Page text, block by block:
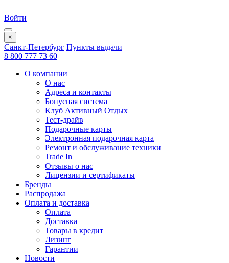
Войти
×
Санкт-Петербург Пункты выдачи
8 800 777 73 60
О компании
О нас
Адреса и контакты
Бонусная система
Клуб Активный Отдых
Тест-драйв
Подарочные карты
Электронная подарочная карта
Ремонт и обслуживание техники
Trade In
Отзывы о нас
Лицензии и сертификаты
Бренды
Распродажа
Оплата и доставка
Оплата
Доставка
Товары в кредит
Лизинг
Гарантии
Новости